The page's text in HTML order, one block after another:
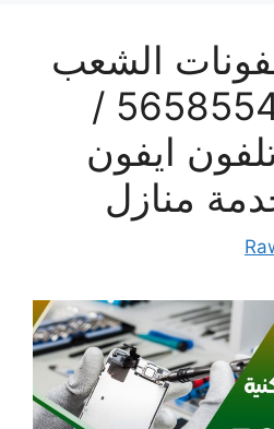
الشعب
السكنية / 56585547 /
ايفون
منازل